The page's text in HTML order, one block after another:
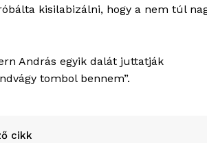
kisilabizálni, hogy a nem túl
András egyik dalát juttatják
tombol bennem”.
cikk